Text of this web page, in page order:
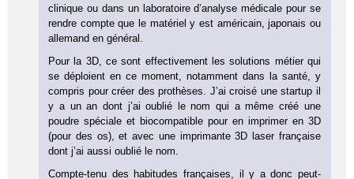
clinique ou dans un laboratoire d’analyse médicale pour se
rendre compte que le matériel y est américain, japonais ou
allemand en général.
Pour la 3D, ce sont effectivement les solutions métier qui
se déploient en ce moment, notamment dans la santé, y
compris pour créer des prothèses. J’ai croisé une startup il
y a un an dont j’ai oublié le nom qui a même créé une
poudre spéciale et biocompatible pour en imprimer en 3D
(pour des os), et avec une imprimante 3D laser française
dont j’ai aussi oublié le nom.
Compte-tenu des habitudes françaises, il y a donc peut-